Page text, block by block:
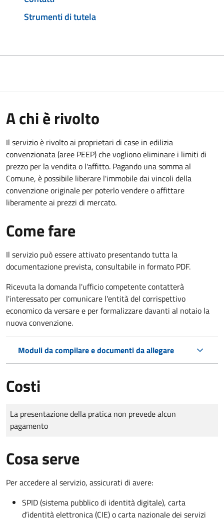
Strumenti di tutela
A chi è rivolto
Il servizio è rivolto ai proprietari di case in edilizia
convenzionata (aree PEEP) che vogliono eliminare i limiti di
prezzo per la vendita o l'affitto. Pagando una somma al
Comune, è possibile liberare l'immobile dai vincoli della
convenzione originale per poterlo vendere o affittare
liberamente ai prezzi di mercato.
Come fare
Il servizio può essere attivato presentando tutta la
documentazione prevista, consultabile in formato PDF.
Ricevuta la domanda l'ufficio competente contatterà
l'interessato per comunicare l'entità del corrispettivo
economico da versare e per formalizzare davanti al notaio la
nuova convenzione.
Moduli da compilare e documenti da allegare
Costi
Tipo di pagamento
Importo
La presentazione della pratica non prevede alcun
pagamento
Cosa serve
Per accedere al servizio, assicurati di avere:
SPID (sistema pubblico di identità digitale), carta
d’identità elettronica (CIE) o carta nazionale dei servizi